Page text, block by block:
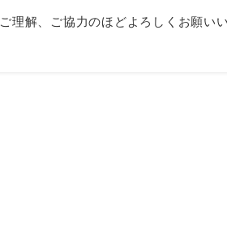
ご理解、ご協力のほどよろしくお願いい